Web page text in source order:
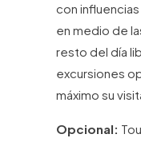
con
en medio de
resto del día
excursiones
máximo su
Opcional: